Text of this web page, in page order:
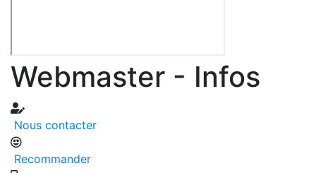
Webmaster - Infos
Nous contacter
Recommander